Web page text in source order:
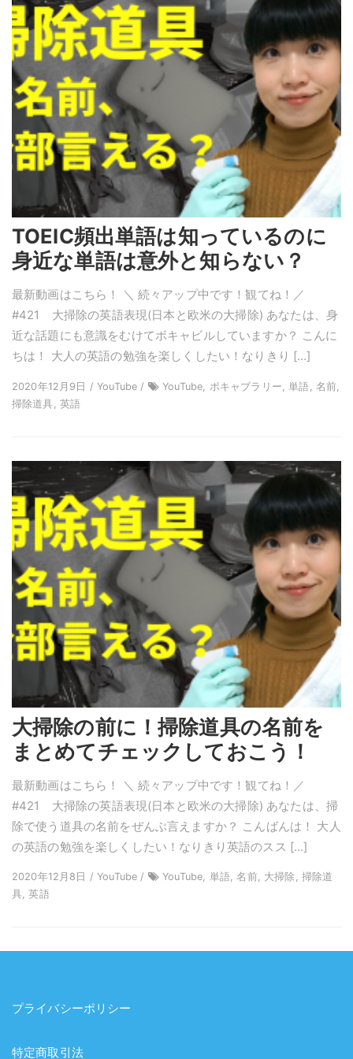
TOEIC頻出単語は知っているのに
身近な単語は意外と知らない？
最新動画はこちら！ ＼ 続々アップ中です！観てね！／
#421 大掃除の英語表現(日本と欧米の大掃除) あなたは、身
近な話題にも意識をむけてボキャビルしていますか？ こんに
ちは！ 大人の英語の勉強を楽しくしたい！なりきり […]
2020年12月9日 / YouTube /
YouTube, ボキャブラリー, 単語, 名前,
掃除道具, 英語
大掃除の前に！掃除道具の名前を
まとめてチェックしておこう！
最新動画はこちら！ ＼ 続々アップ中です！観てね！／
#421 大掃除の英語表現(日本と欧米の大掃除) あなたは、掃
除で使う道具の名前をぜんぶ言えますか？ こんばんは！ 大人
の英語の勉強を楽しくしたい！なりきり英語のスス […]
2020年12月8日 / YouTube /
YouTube, 単語, 名前, 大掃除, 掃除道
具, 英語
プライバシーポリシー
特定商取引法